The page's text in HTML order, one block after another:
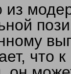
из
что